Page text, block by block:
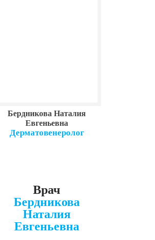
Бердникова Наталия
Евгеньевна
Дерматовенеролог
Врач
Бердникова
Наталия
Евгеньевна